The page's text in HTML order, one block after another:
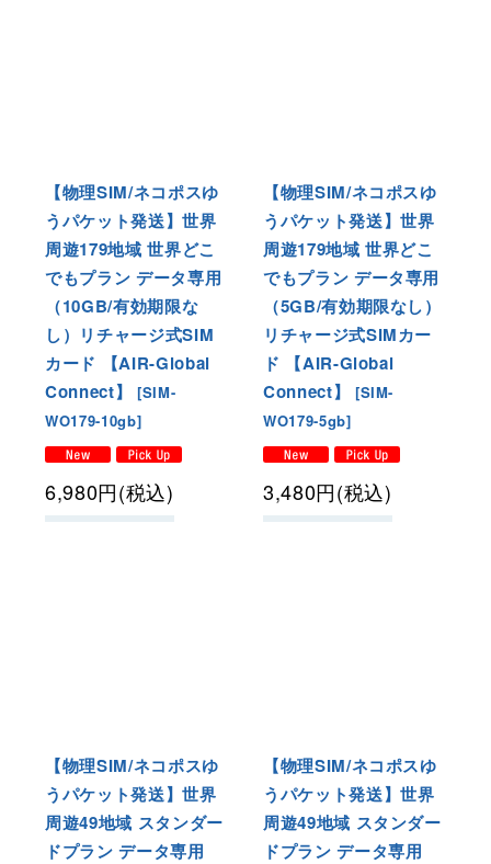
【物理SIM/ネコポスゆ
うパケット発送】世界
周遊179地域 世界どこ
でもプラン データ専用
（10GB/有効期限な
し）リチャージ式SIM
カード 【AIR-Global
Connect】
[SIM-
WO179-10gb]
6,980円(税込)
【物理SIM/ネコポスゆ
うパケット発送】世界
周遊179地域 世界どこ
でもプラン データ専用
（5GB/有効期限なし）
リチャージ式SIMカー
ド 【AIR-Global
Connect】
[SIM-
WO179-5gb]
3,480円(税込)
【物理SIM/ネコポスゆ
うパケット発送】世界
周遊49地域 スタンダー
ドプラン データ専用
【物理SIM/ネコポスゆ
うパケット発送】世界
周遊49地域 スタンダー
ドプラン データ専用